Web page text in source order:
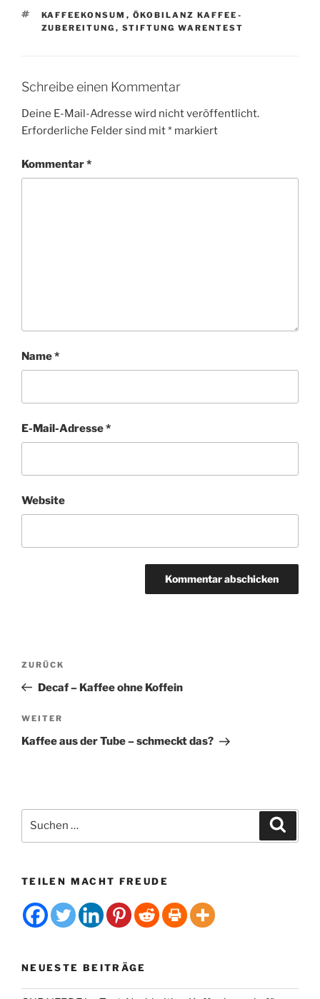
SCHLAGWÖRTER
KAFFEE­KONSUM , ÖKOBILANZ KAFFEE­
ZUBEREITUNG , STIFTUNG WARENTEST
Schreibe einen Kommentar
Deine E-Mail-Adresse wird nicht veröffentlicht.
Erforderliche Felder sind mit* markiert
Kommentar*
Name*
E-Mail-Adresse*
Website
e
r
a
t
:
Beitragsnavigation
Vorheriger
Beitrag
ZURÜCK
Decaf – Kaffee ohne Koffein
Nächster
Beitrag
WEITER
Kaffee aus der Tube – schmeckt das?
nach:
TEILEN MACHT FREUDE
NEUESTE BEITRÄGE